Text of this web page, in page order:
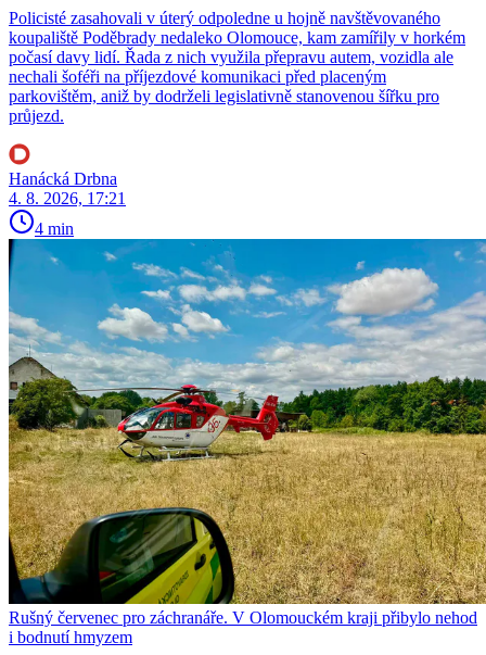
Policisté zasahovali v úterý odpoledne u hojně navštěvovaného
koupaliště Poděbrady nedaleko Olomouce, kam zamířily v horkém
počasí davy lidí. Řada z nich využila přepravu autem, vozidla ale
nechali šoféři na příjezdové komunikaci před placeným
parkovištěm, aniž by dodrželi legislativně stanovenou šířku pro
průjezd.
Hanácká Drbna
4. 8. 2026, 17:21
4 min
Rušný červenec pro záchranáře. V Olomouckém kraji přibylo nehod
i bodnutí hmyzem